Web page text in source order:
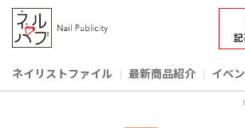
ネイリストファイル 最新商品紹介 イベ